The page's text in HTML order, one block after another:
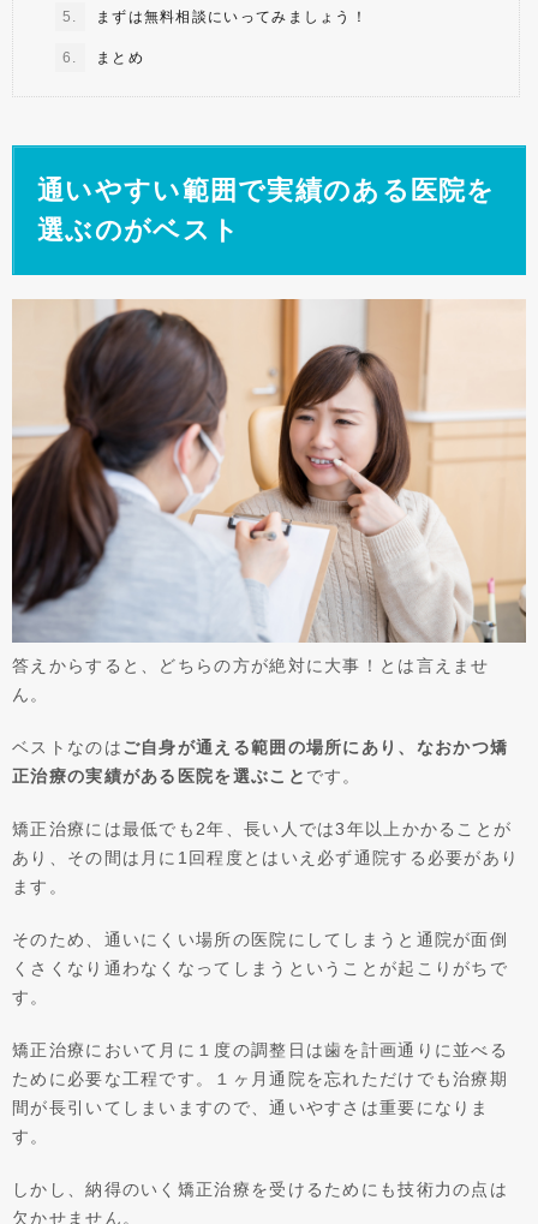
5. まずは無料相談にいってみましょう！
6. まとめ
通いやすい範囲で実績のある医院を
選ぶのがベスト
答えからすると、どちらの方が絶対に大事！とは言えませ
ん。
ベストなのはご自身が通える範囲の場所にあり、なおかつ矯
正治療の実績がある医院を選ぶこと です。
矯正治療には最低でも2年、長い人では3年以上かかることが
あり、その間は月に1回程度とはいえ必ず通院する必要があり
ます。
そのため、通いにくい場所の医院にしてしまうと通院が面倒
くさくなり通わなくなってしまうということが起こりがちで
す。
矯正治療において月に１度の調整日は歯を計画通りに並べる
ために必要な工程です。１ヶ月通院を忘れただけでも治療期
間が長引いてしまいますので、通いやすさは重要になりま
す。
しかし、納得のいく矯正治療を受けるためにも技術力の点は
欠かせません。